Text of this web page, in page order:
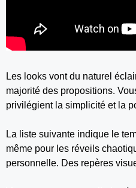
Les looks vont du naturel
majorité des propositions.
privilégient la simplicité et la
La liste suivante indique le
même pour les réveils
personnelle. Des repères